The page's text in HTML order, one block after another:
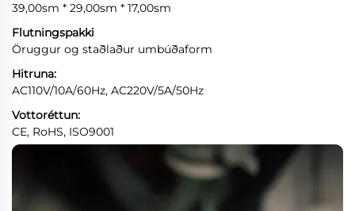
39,00sm * 29,00sm * 17,00sm
Flutningspakki
Öruggur og staðlaður umbúðaform
Hitruna:
AC110V/10A/60Hz, AC220V/5A/50Hz
Vottoréttun:
CE, RoHS, ISO9001